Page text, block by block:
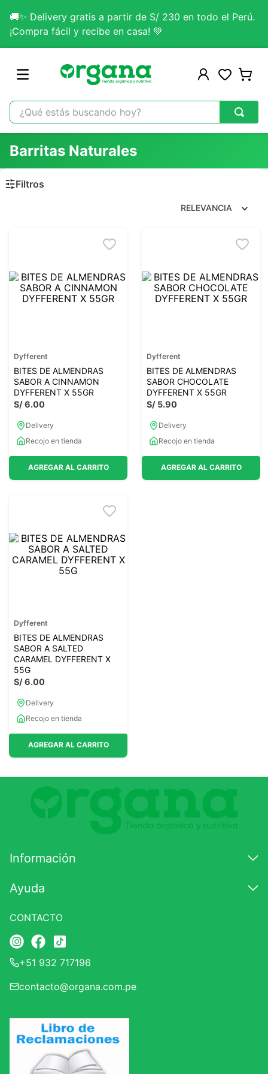
🚚✨ Delivery gratis a partir de S/ 230 en todo el Perú.
¡Compra fácil y recibe en casa! 💚
¿Qué estás buscando hoy?
1.
omega 3
2.
citrato magnesio
glicinato magnesio
7.
magnesio
8.
stevia
Barritas Naturales
RELEVANCIA
Dyfferent
BITES DE ALMENDRAS
SABOR A CINNAMON
DYFFERENT X 55GR
S/6.00
Delivery
Recojo en tienda
AGREGAR AL CARRITO
Dyfferent
BITES DE ALMENDRAS
SABOR CHOCOLATE
DYFFERENT X 55GR
S/ 5.90
Delivery
Recojo en tienda
AGREGAR AL CARRITO
Dyfferent
BITES DE ALMENDRAS
SABOR A SALTED
CARAMEL DYFFERENT X
55G
S/6.00
Delivery
Recojo en tienda
AGREGAR AL CARRITO
Información
Ayuda
CONTACTO
+51 932 717196
contacto@organa.com.pe